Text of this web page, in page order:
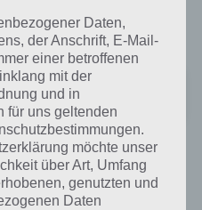
: Rocket Music
Daten,
der Anschrift, E-Mail-
einer betroffenen
mit der
und in
für uns geltenden
möchte unser
über Art, Umfang
genutzten und
Daten